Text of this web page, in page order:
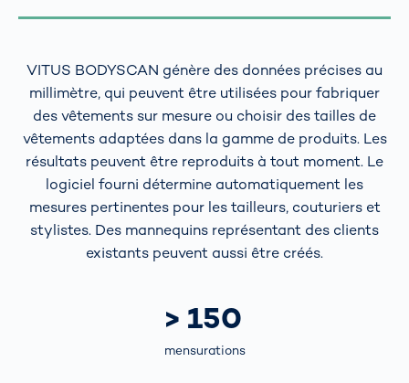
VITUS BODYSCAN génère des données précises au
millimètre, qui peuvent être utilisées pour fabriquer
des vêtements sur mesure ou choisir des tailles de
vêtements adaptées dans la gamme de produits. Les
résultats peuvent être reproduits à tout moment. Le
logiciel fourni détermine automatiquement les
mesures pertinentes pour les tailleurs, couturiers et
stylistes. Des mannequins représentant des clients
existants peuvent aussi être créés.
> 150
mensurations